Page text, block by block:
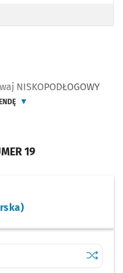
19
Sprawdź
Zoo
NISKOPODŁOGOWY
NISKOPODŁOGOWY